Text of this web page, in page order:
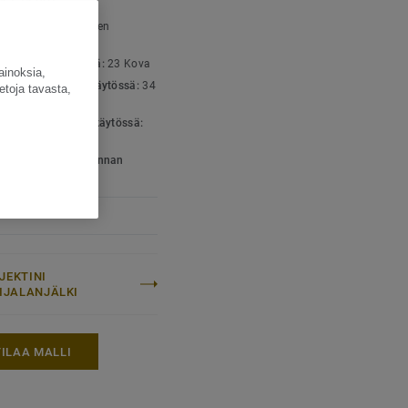
Homogeeninen
kotikäytössä:23 Kova
julkisessa käytössä: 34
kulutus
teollisessa käytössä:
ja ympäristöhallinnan
MALLI
tavasta,